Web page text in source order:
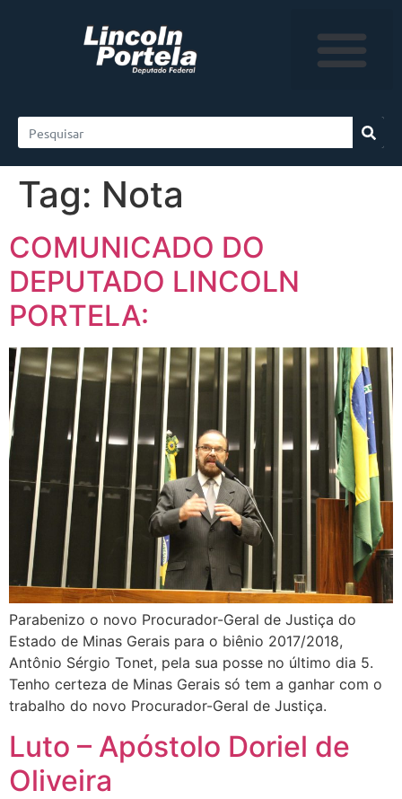
Tag: Nota
COMUNICADO DO
DEPUTADO LINCOLN
PORTELA:
Parabenizo o novo Procurador-Geral de Justiça do
Estado de Minas Gerais para o biênio 2017/2018,
Antônio Sérgio Tonet, pela sua posse no último dia 5.
Tenho certeza de Minas Gerais só tem a ganhar com o
trabalho do novo Procurador-Geral de Justiça.
Luto – Apóstolo Doriel de
Oliveira